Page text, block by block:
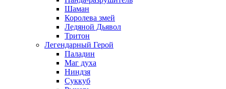
Шаман
Королева змей
Ледяной Дьявол
Тритон
Легендарный Герой
Паладин
Маг духа
Ниндзя
Суккуб